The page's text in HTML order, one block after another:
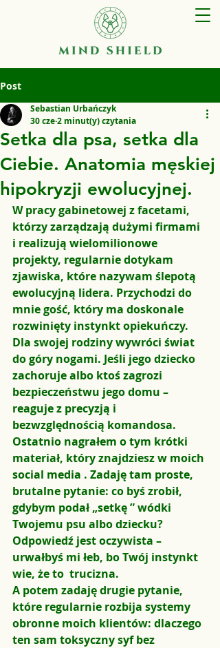
Post
Setka dla psa, setka dla
Ciebie. Anatomia męskiej
hipokryzji ewolucyjnej.
Sebastian Urbańczyk
30 cze2 minut(y) czytania
W pracy gabinetowej z facetami,
którzy zarządzają dużymi firmami
i realizują wielomilionowe
projekty, regularnie dotykam
zjawiska, które nazywam ślepotą
ewolucyjną lidera. Przychodzi do
mnie gość, który ma doskonale
rozwinięty instynkt opiekuńczy.
Dla swojej rodziny wywróci świat
do góry nogami. Jeśli jego dziecko
zachoruje albo ktoś zagrozi
bezpieczeństwu jego domu –
reaguje z precyzją i
bezwzględnością komandosa.
Ostatnio nagrałem o tym krótki
materiał, który znajdziesz w moich
social media . Zadaję tam proste,
brutalne pytanie: co byś zrobił,
gdybym podał „setkę ” wódki
Twojemu psu albo dziecku?
Odpowiedź jest oczywista –
urwałbyś mi łeb, bo Twój instynkt
wie, że to  trucizna.
A potem zadaję drugie pytanie,
które regularnie rozbija systemy
obronne moich klientów: dlaczego
ten sam toksyczny syf bez